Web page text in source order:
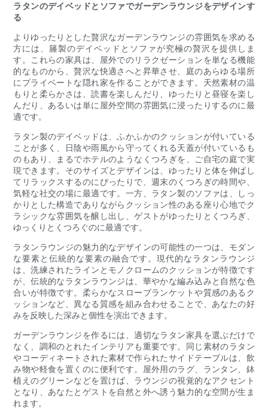
ラタンのデイベッドとソファでガーデンラウンジをデザインす
る
よりゆったりとした贅沢なガーデンラウンジの雰囲気を求める
方には、籐製のデイベッドとソファが究極の贅沢を提供しま
す。これらの家具は、屋外でのリラクゼーションを単なる機能
的なものから、贅沢な快適さへと昇華させ、庭のあらゆる場所
にプライベートな隠れ家を作ることができます。天然素材の温
もりと柔らかさは、読書を楽しんだり、ゆったりと昼寝を楽し
んだり、あるいは単に屋外空間の雰囲気に浸ったりするのに最
適です。
ラタン製のデイベッドは、ふかふかのクッションが付いている
ことが多く、日陰や雨風から守ってくれる天蓋が付いているも
のもあり、まるでホテルのようなくつろぎを、ご自宅の庭で実
現できます。そのサイズとデザインは、ゆったりと体を伸ばし
てリラックスするのにぴったりで、週末のくつろぎの時間や、
気軽な社交の場に最適です。一方、ラタン製のソファは、しっ
かりとした構造でありながらクッション性のある座り心地でク
ラシックな雰囲気を醸し出し、ゲストがゆったりとくつろぎ、
ゆっくりとくつろぐのに最適です。
ラタンラウンジの魅力的なデザインの可能性の一つは、モダン
な要素と伝統的な要素の融合です。現代的なラタンラウンジ
は、洗練されたラインとモノクロームのクッションが特徴です
が、伝統的なラタンラウンジは、華やかな編み込みと自然な色
合いが特徴です。柔らかなスローブランケットや質感のあるク
ッションなど、異なる質感を組み合わせることで、あなたの好
みを反映した深みと個性を演出できます。
ガーデンラウンジを作るには、適切なラタン家具を選ぶだけで
なく、調和のとれたインテリアも重要です。同じ素材のラタン
やコーディネートされた素材で作られたサイドテーブルは、飲
み物や軽食を置くのに便利です。屋外用のラグ、ランタン、鉢
植えのグリーンなどを置けば、ラウンジの視覚的なアクセント
となり、あなたとゲストを自然と外へ誘う魅力的な空間が生ま
れます。